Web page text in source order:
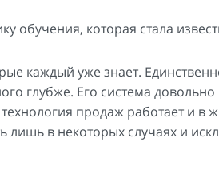
обучения, которая стала
каждый уже знает.
глубже. Его система довольно
продаж работает и в
лишь в некоторых случаях и